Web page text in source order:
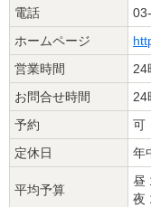
電話
ホームページ
営業時間
24
お問合せ時間
24
予約
可
定休日
年
平均予算
昼
夜